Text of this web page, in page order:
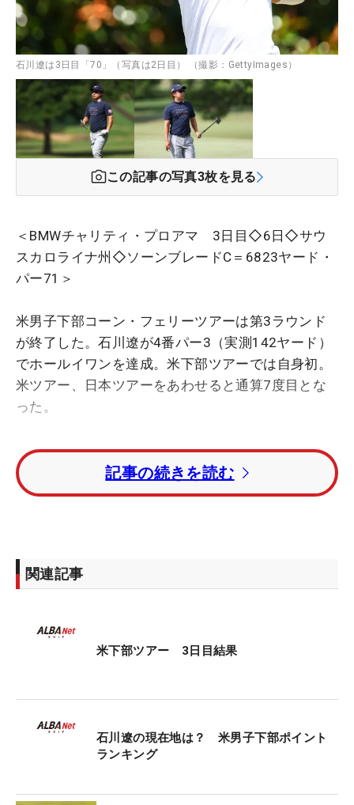
石川遼は3日目「70」（写真は2日目） （撮影：GettyImages）
この記事の写真3枚を見る
＜BMWチャリティ・プロアマ 3日目◇6日◇サウ
スカロライナ州◇ソーンブレードC＝6823ヤード・
パー71＞
米男子下部コーン・フェリーツアーは第3ラウンド
が終了した。石川遼が4番パー3（実測142ヤード）
でホールイワンを達成。米下部ツアーでは自身初。
米ツアー、日本ツアーをあわせると通算7度目とな
った。
1イーグル・3バーディ・4ボギーの「70」でプレ
ー。32位からトータル4アンダー・28位タイに浮上
した。
トータル1オーバー・59位タイに後退した。
（米国）。トータル9アンダー・2位タイにプレスト
ン・サマーヘイズ、ハンター・アイヒホルン（とも
国内男子ツアー
・2010年「アジアパシフィックオープン」第2R 6
・2011年「三井住友VISA太平洋マスターズ」第
記事の続きを読む
関連記事
米下部ツアー 3日目結果
石川遼の現在地は？ 米男子下部ポイント
ランキング